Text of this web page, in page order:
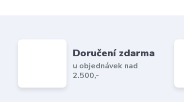
Doručení zdarma
u objednávek nad
2.500,-